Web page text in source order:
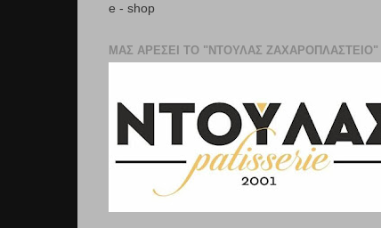
e - shop
ΜΑΣ ΑΡΕΣΕΙ ΤΟ "ΝΤΟΥΛΑΣ ΖΑΧΑΡΟΠΛΑΣΤΕΊΟ"